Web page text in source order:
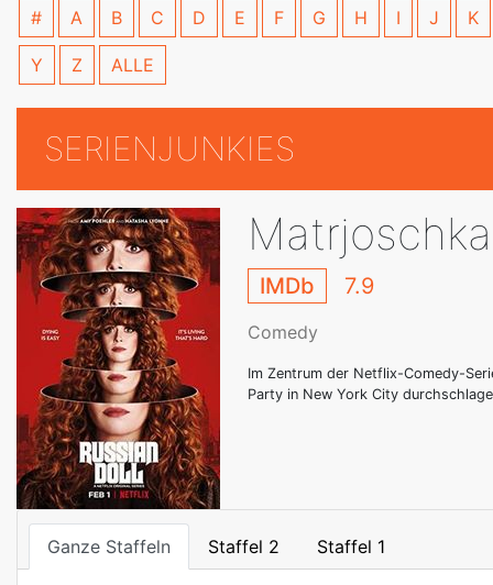
# A B C D E F G H I J K
Y Z ALLE
SERIENJUNKIES
IMDb 7.9
Comedy
Im Zentrum der Netflix-Comedy-
Party in New York City
Ganze Staffeln Staffel 2 Staffel 1